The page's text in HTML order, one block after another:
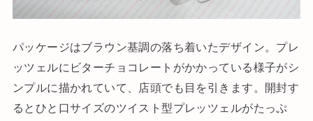
パッケージはブラウン基調の落ち着いたデザイン。プレ
ッツェルにビターチョコレートがかかっている様子がシ
ンプルに描かれていて、店頭でも目を引きます。開封す
るとひと口サイズのツイスト型プレッツェルがたっぷ